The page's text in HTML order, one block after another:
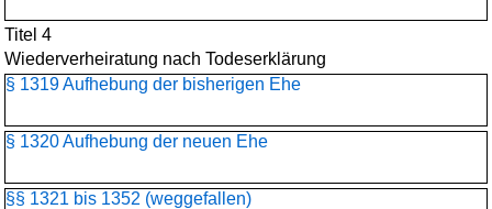
Titel 4
Wiederverheiratung nach Todeserklärung
§ 1319 Aufhebung der bisherigen Ehe
§ 1320 Aufhebung der neuen Ehe
§§ 1321 bis 1352 (weggefallen)